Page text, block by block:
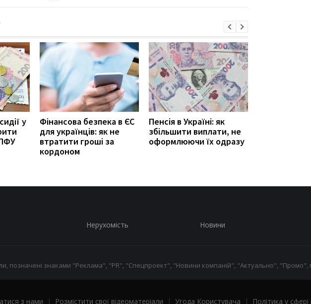
у
Фінансова безпека в ЄС
для українців: як не
втратити гроші за
кордоном
Пенсія в Україні: як
збільшити виплати, не
оформлюючи їх одразу
Нерухомість Новини
позначені знаками "Реклама", "PR", "Спецпроект", "Новини компаній", "Актуально", "Промо",
з нами | Розмістити свої відеоматеріали | Угода Користувача | Політика у сфері